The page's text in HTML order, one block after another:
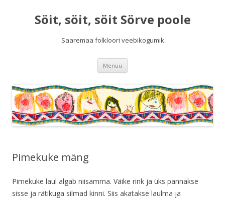
Söit, söit, söit Sörve poole
Saaremaa folkloori veebikogumik
Menüü
Pimekuke mäng
Pimekuke laul algab niisamma. Väike rink ja üks pannakse
sisse ja rätikuga silmad kinni. Siis akatakse laulma ja